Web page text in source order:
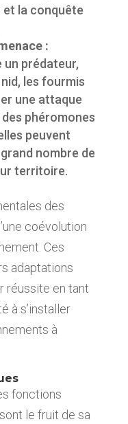
et la conquête
:
un prédateur,
les fourmis
une attaque
phéromones
peuvent
nombre de
territoire.
des
coévolution
Ces
adaptations
réussite en tant
à s’installer
à
fonctions
le fruit de sa